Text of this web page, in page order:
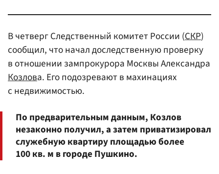
В четверг Следственный комитет России (СКР)
сообщил, что начал доследственную проверку
в отношении зампрокурора Москвы Александра
Козлова. Его подозревают в махинациях
с недвижимостью.
По предварительным данным, Козлов
незаконно получил, а затем приватизировал
служебную квартиру площадью более
100 кв. м в городе Пушкино.